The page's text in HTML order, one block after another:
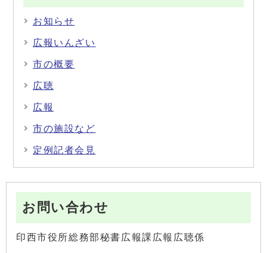
お知らせ
広報いんざい
市の概要
広聴
広報
市の施設など
定例記者会見
お問い合わせ
印西市役所総務部秘書広報課広報広聴係